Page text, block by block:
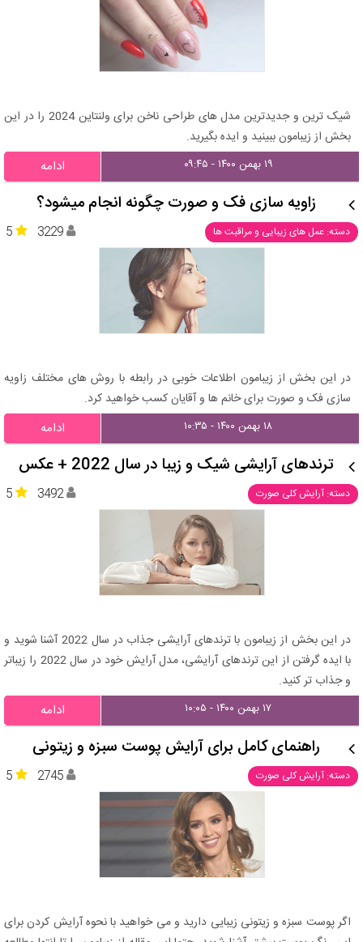
شیک ترین و جدیدترین مدل های طراحی ناخن برای ولنتاین 2024 را در این
بخش از زیبامون ببینید و ایده بگیرید.
۱۹ بهمن ۱۴۰۰ - ۰۹:۴۵ ادامه
زاویه سازی فک و صورت چگونه انجام میشود؟
دسته: عمل های زیبایی و مراقبت ها 5 3229
در این بخش از زیبامون اطلاعات خوبی در رابطه با روش های مختلف زاویه
سازی فک و صورت برای خانم ها و آقایان کسب خواهید کرد.
۱۸ بهمن ۱۴۰۰ - ۱۰:۳۵ ادامه
ترندهای آرایشی شیک و زیبا در سال 2022 + عکس
دسته: آرایش کلی صورت 5 3492
در این بخش از زیبامون با ترندهای آرایشی جذاب در سال 2022 آشنا شوید و
با ایده گرفتن از این ترندهای آرایشی، مدل آرایش خود در سال 2022 را زیباتر
و جذاب تر کنید.
۱۷ بهمن ۱۴۰۰ - ۱۰:۰۵ ادامه
راهنمای کامل برای آرایش پوست سبزه و زیتونی
دسته: آرایش کلی صورت 5 2745
اگر پوست سبزه و زیتونی زیبایی دارید و می خواهید با نحوه آرایش کردن برای